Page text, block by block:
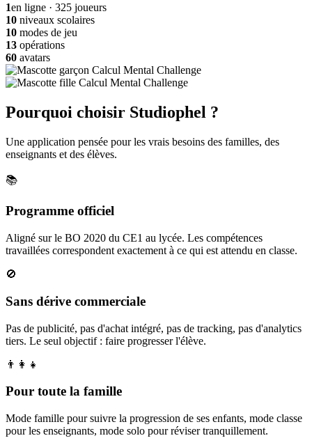
1en ligne · 325 joueurs
10 niveaux scolaires
10 modes de jeu
13 opérations
60 avatars
Pourquoi choisir Studiophel ?
Une application pensée pour les vrais besoins des familles, des
enseignants et des élèves.
📚
Programme officiel
Aligné sur le BO 2020 du CE1 au lycée. Les compétences
travaillées correspondent exactement à ce qui est attendu en classe.
🚫
Sans dérive commerciale
Pas de publicité, pas d'achat intégré, pas de tracking, pas d'analytics
tiers. Le seul objectif : faire progresser l'élève.
👨‍👩‍👧
Pour toute la famille
Mode famille pour suivre la progression de ses enfants, mode classe
pour les enseignants, mode solo pour réviser tranquillement.